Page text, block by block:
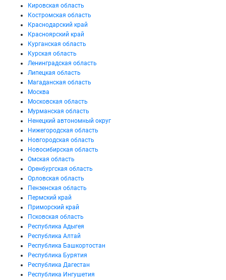
Кировская область
Костромская область
Краснодарский край
Красноярский край
Курганская область
Курская область
Ленинградская область
Липецкая область
Магаданская область
Москва
Московская область
Мурманская область
Ненецкий автономный округ
Нижегородская область
Новгородская область
Новосибирская область
Омская область
Оренбургская область
Орловская область
Пензенская область
Пермский край
Приморский край
Псковская область
Республика Адыгея
Республика Алтай
Республика Башкортостан
Республика Бурятия
Республика Дагестан
Республика Ингушетия